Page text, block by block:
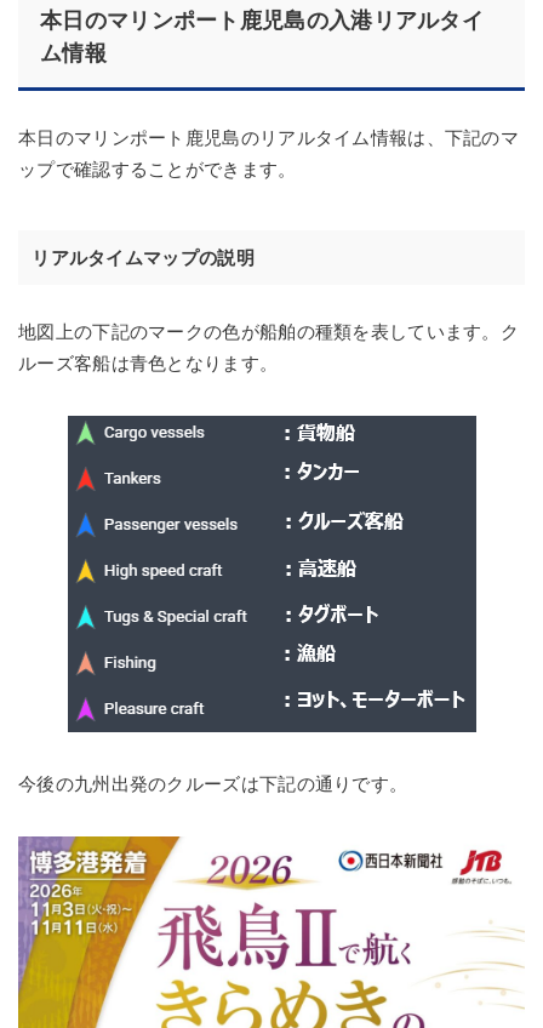
本日のマリンポート鹿児島の入港リアルタイ
ム情報
本日のマリンポート鹿児島のリアルタイム情報は、下記のマ
ップで確認することができます。
リアルタイムマップの説明
地図上の下記のマークの色が船舶の種類を表しています。ク
ルーズ客船は青色となります。
今後の九州出発のクルーズは下記の通りです。